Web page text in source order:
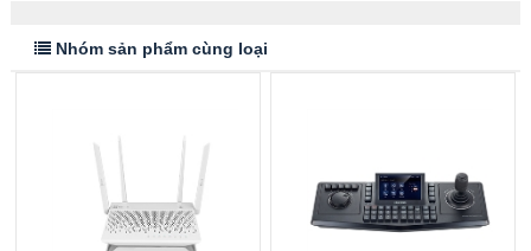
Nhóm sản phẩm cùng loại